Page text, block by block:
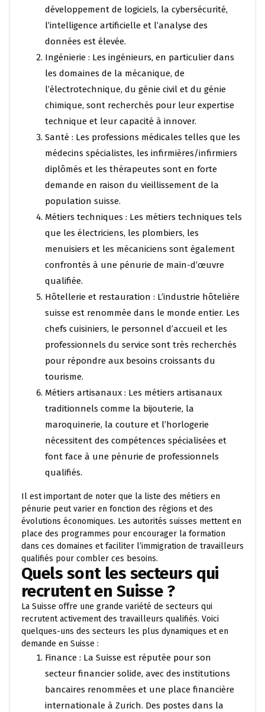
développement de logiciels, la cybersécurité,
l’intelligence artificielle et l’analyse des
données est élevée.
Ingénierie : Les ingénieurs, en particulier dans
les domaines de la mécanique, de
l’électrotechnique, du génie civil et du génie
chimique, sont recherchés pour leur expertise
technique et leur capacité à innover.
Santé : Les professions médicales telles que les
médecins spécialistes, les infirmières/infirmiers
diplômés et les thérapeutes sont en forte
demande en raison du vieillissement de la
population suisse.
Métiers techniques : Les métiers techniques tels
que les électriciens, les plombiers, les
menuisiers et les mécaniciens sont également
confrontés à une pénurie de main-d’œuvre
qualifiée.
Hôtellerie et restauration : L’industrie hôtelière
suisse est renommée dans le monde entier. Les
chefs cuisiniers, le personnel d’accueil et les
professionnels du service sont très recherchés
pour répondre aux besoins croissants du
tourisme.
Métiers artisanaux : Les métiers artisanaux
traditionnels comme la bijouterie, la
maroquinerie, la couture et l’horlogerie
nécessitent des compétences spécialisées et
font face à une pénurie de professionnels
qualifiés.
Il est important de noter que la liste des métiers en
pénurie peut varier en fonction des régions et des
évolutions économiques. Les autorités suisses mettent en
place des programmes pour encourager la formation
dans ces domaines et faciliter l’immigration de travailleurs
qualifiés pour combler ces besoins.
Quels sont les secteurs qui
recrutent en Suisse ?
La Suisse offre une grande variété de secteurs qui
recrutent activement des travailleurs qualifiés. Voici
quelques-uns des secteurs les plus dynamiques et en
demande en Suisse :
Finance : La Suisse est réputée pour son
secteur financier solide, avec des institutions
bancaires renommées et une place financière
internationale à Zurich. Des postes dans la